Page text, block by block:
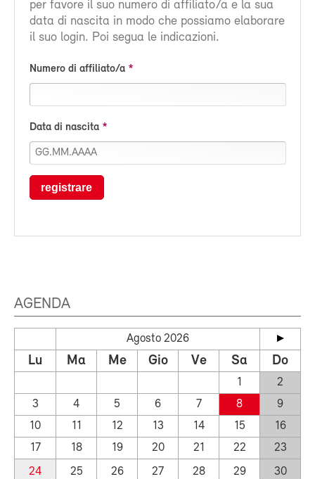
per favore il suo numero di affiliato/a e la sua
data di nascita in modo che possiamo elaborare
il suo login. Poi segua le indicazioni.
Numero di affiliato/a
Data di nascita
registrare
AGENDA
Agosto 2026
Lu Ma Me Gio Ve Sa Do
1
2
3
4 5 6 7 8
9
10
11 12 13 14 15
16
17
18 19 20 21 22
23
24
25 26 27 28 29
30